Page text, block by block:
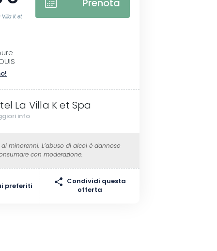
K et
Prenota
La Villa K et Spa
info
minorenni. L’abuso di alcol è dannoso
con moderazione.
preferiti
Condividi questa
offerta